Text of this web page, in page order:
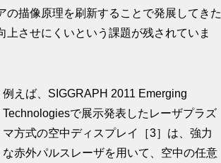
描像原理を刷新することで発展してきた
させにくいという課題が残されていま
例えば、SIGGRAPH 2011 Emerging
Technologiesで展示発表したレーザプラズ
マ方式の空中ディスプレイ［3］は、強力
な赤外パルスレーザを用いて、空中の任意